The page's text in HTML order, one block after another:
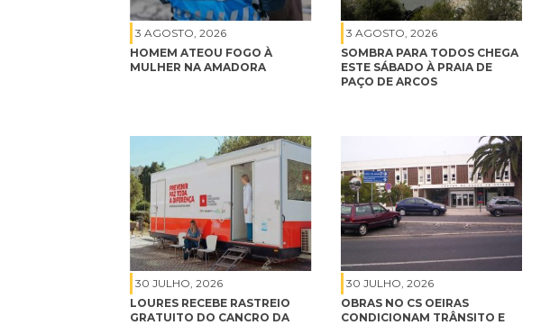
3 AGOSTO, 2026
HOMEM ATEOU FOGO À
MULHER NA AMADORA
3 AGOSTO, 2026
SOMBRA PARA TODOS CHEGA
ESTE SÁBADO À PRAIA DE
PAÇO DE ARCOS
30 JULHO, 2026
LOURES RECEBE RASTREIO
GRATUITO DO CANCRO DA
30 JULHO, 2026
OBRAS NO CS OEIRAS
CONDICIONAM TRÂNSITO E